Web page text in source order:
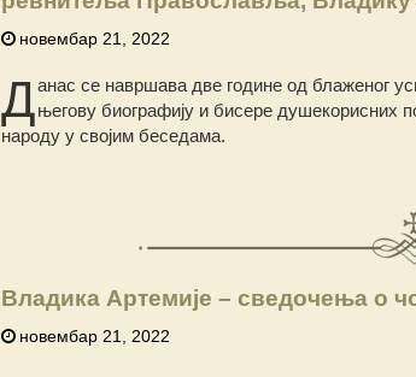
новембар 21, 2022
Данас се навршава две године од блаженог
његову биографију и бисере душекорисних
народу у својим беседама.
Владика Артемије – сведочења о
новембар 21, 2022